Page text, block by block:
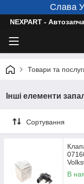
Слава
NEXPART -
Товари та
Інші елементи
Сортування
В